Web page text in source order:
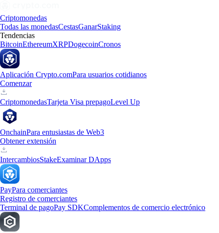
Criptomonedas
Todas las monedasCestasGanarStaking
Tendencias
BitcoinEthereumXRPDogecoinCronos
Aplicación Crypto.comPara usuarios cotidianos
Comenzar
CriptomonedasTarjeta Visa prepagoLevel Up
OnchainPara entusiastas de Web3
Obtener extensión
IntercambiosStakeExaminar DApps
PayPara comerciantes
Registro de comerciantes
Terminal de pagoPay SDKComplementos de comercio electrónico